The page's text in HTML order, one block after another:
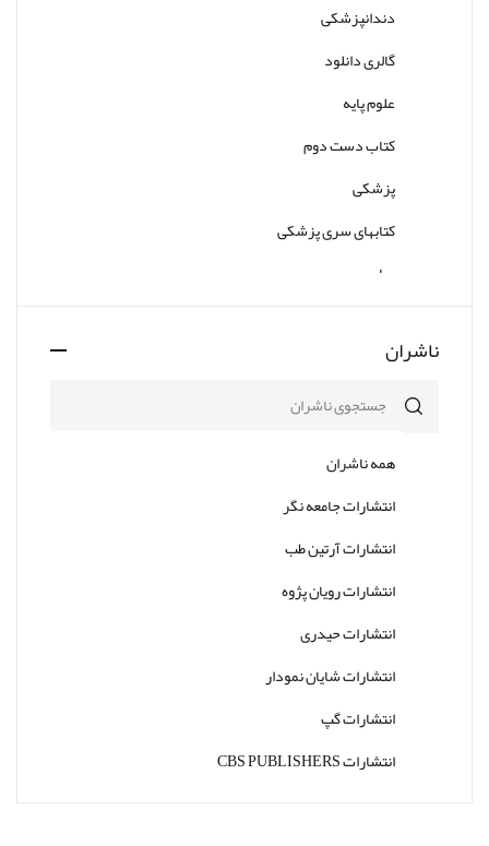
دندانپزشکی
گالری دانلود
علوم پایه
کتاب دست دوم
پزشکی
کتابهای سری پزشکی
سایر
ناشران
همه ناشران
انتشارات جامعه نگر
انتشارات آرتین طب
انتشارات رویان پژوه
انتشارات حیدری
انتشارات شایان نمودار
انتشارات گپ
انتشارات CBS PUBLISHERS
انتشارات Thieme